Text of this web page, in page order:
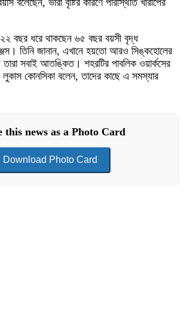
বলেছেন, ভারী বৃষ্টির কারণে পরিস্থিতি খারাপের
২২ বছর ধরে থাকছেন ৬৫ বছর বয়সী বৃদ্ধ
তিনি জানান, এখানে হয়তো আরও সিঙ্কহোলের
তারা সবাই আতঙ্কিত। শহরটির পাবলিক ওয়ার্কসের
লুকাস কোনসিকা বলেন, তাদের কাছে এ সমস্যার
this news as a Photo Card
Download Photo Card